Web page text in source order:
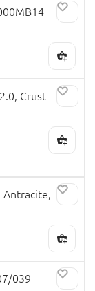
Crust
Antracite,
039